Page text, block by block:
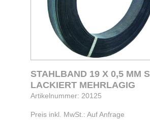
STAHLBAND 19 X 0,5 MM
LACKIERT MEHRLAGIG
Artikelnummer: 20125
Preis inkl. MwSt.: Auf Anfrage